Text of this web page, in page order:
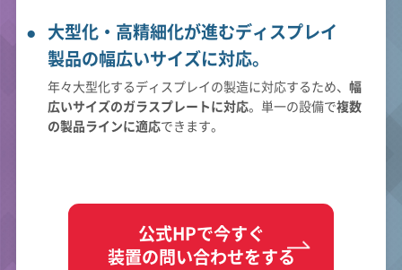
大型化・高精細化が進むディスプレイ
製品の幅広いサイズに対応。
年々大型化するディスプレイの製造に対応するため、 幅
広いサイズのガラスプレートに対応。単一の設備で複数
の製品ラインに適応できます。
公式HPで今すぐ
装置の問い合わせをする